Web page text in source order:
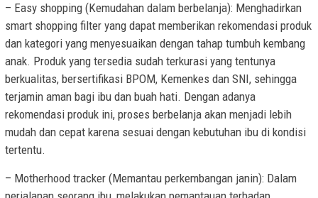
– Easy shopping (Kemudahan dalam berbelanja): Menghadirkan
smart shopping filter yang dapat memberikan rekomendasi produk
dan kategori yang menyesuaikan dengan tahap tumbuh kembang
anak. Produk yang tersedia sudah terkurasi yang tentunya
berkualitas, bersertifikasi BPOM, Kemenkes dan SNI, sehingga
terjamin aman bagi ibu dan buah hati. Dengan adanya
rekomendasi produk ini, proses berbelanja akan menjadi lebih
mudah dan cepat karena sesuai dengan kebutuhan ibu di kondisi
tertentu.
– Motherhood tracker (Memantau perkembangan janin): Dalam